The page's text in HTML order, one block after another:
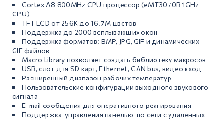
Cortex A8 800MHz CPU процессор (eMT3070B 1GHz
CPU)
TFT LCD от 256К до 16.7М цветов
Поддержка до 2000 всплывающих окон
Поддержка форматов: BMP, JPG, GIF и динамических
GIF файлов
Macro Library позволяет создать библиотеку макросов
USB, слот для SD карт, Ethernet, CAN bus, видео вход
Расширенный диапазон рабочих температур
Пользовательские конфигурации выходного звукового
сигнала
E-mail сообщения для оперативного реагирования
Поддержка управления панелью по сети с удаленных